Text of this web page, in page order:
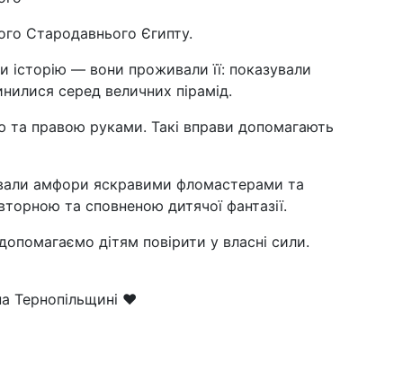
Стародавнього Єгипту.
історію — вони проживали її: показували
серед величних пірамід.
та правою руками. Такі вправи допомагають
амфори яскравими фломастерами та
та сповненою дитячої фантазії.
дітям повірити у власні сили.
Тернопільщині ❤